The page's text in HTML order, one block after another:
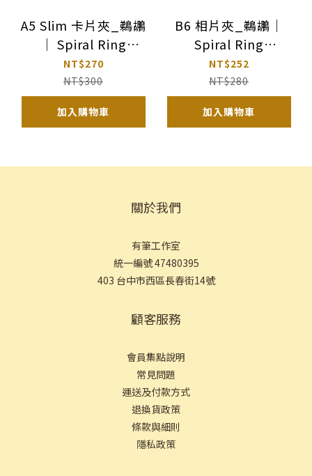
A5 Slim 卡片夾_鵜鶘
｜ Spiral Ring
Notebook 線圈筆記
本
NT$270
NT$300
加入購物車
B6 相片夾_鵜鶘｜
Spiral Ring
Notebook 線圈筆記
本
NT$252
NT$280
加入購物車
關於我們
有筆工作室
統一編號 47480395
403 台中市西區長春街14號
顧客服務
會員集點說明
常見問題
運送及付款方式
退換貨政策
條款與細則
隱私政策